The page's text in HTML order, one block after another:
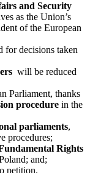
and Security
as the Union’s
of the European
for decisions taken
will be reduced
Parliament, thanks
procedure in the
parliaments,
procedures;
Rights
and;
petition.